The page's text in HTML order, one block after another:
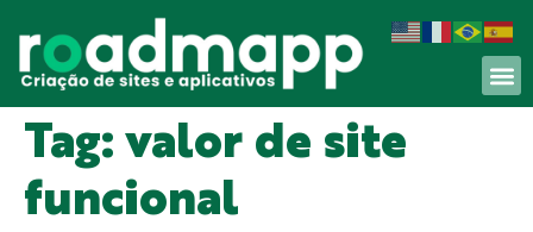
Tag:valor de site
funcional